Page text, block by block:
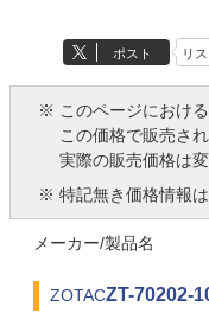
ポスト リス
※ このページにおけ
この価格で販売さ
実際の販売価格は
※ 特記無き価格情報
メーカー/製品名
ZOTACZT-70202-